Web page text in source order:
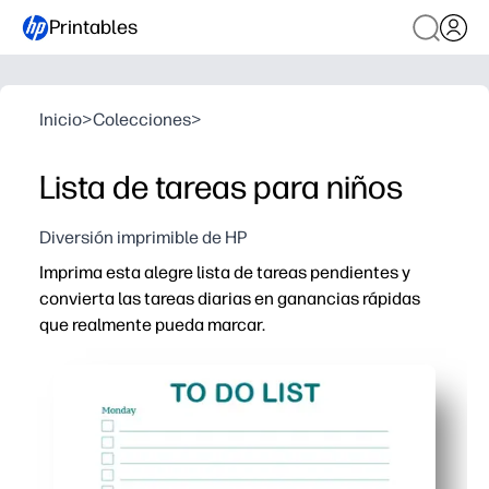
Printables
Inicio>Colecciones>
Lista de tareas para niños
Diversión imprimible de HP
Imprima esta alegre lista de tareas pendientes y
convierta las tareas diarias en ganancias rápidas
que realmente pueda marcar.
El diseño limpio y estructurado te permite
Las casillas de verificación satisfactorias y el
Versátil para el hogar, los deberes y las rutinas del